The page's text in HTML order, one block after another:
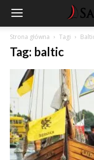
Strona główna Tagi
Tag: baltic